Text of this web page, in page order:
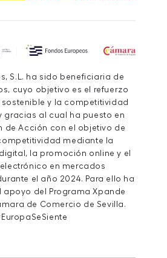
S.L. ha sido beneficiaria de
cuyo objetivo es el refuerzo
y la competitividad
y gracias al cual ha puesto en
de Acción con el objetivo de
mediante la
la promoción online y el
en mercados
el año 2024. Para ello ha
apoyo del Programa Xpande
de Comercio de Sevilla.